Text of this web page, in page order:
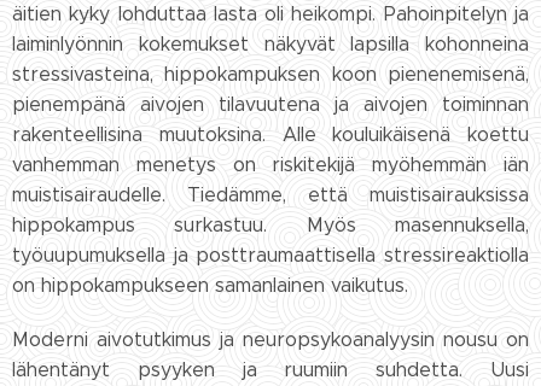
äitien kyky lohduttaa lasta oli heikompi. Pahoinpitelyn ja
laiminlyönnin kokemukset näkyvät lapsilla kohonneina
stressivasteina, hippokampuksen koon pienenemisenä,
pienempänä aivojen tilavuutena ja aivojen toiminnan
rakenteellisina muutoksina. Alle kouluikäisenä koettu
vanhemman menetys on riskitekijä myöhemmän iän
muistisairaudelle. Tiedämme, että muistisairauksissa
hippokampus surkastuu. Myös masennuksella,
työuupumuksella ja posttraumaattisella stressireaktiolla
on hippokampukseen samanlainen vaikutus.
Moderni aivotutkimus ja neuropsykoanalyysin nousu on
lähentänyt psyyken ja ruumiin suhdetta. Uusi